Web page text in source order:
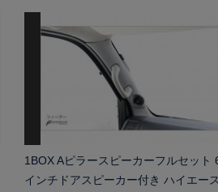
1BOX Aピラースピーカーフルセット
インチドアスピーカー付き ハイエー